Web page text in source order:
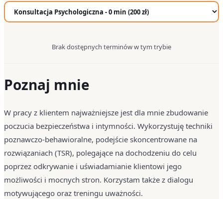
Brak dostępnych terminów w tym trybie
Poznaj mnie
W pracy z klientem najważniejsze jest dla mnie zbudowanie
poczucia bezpieczeństwa i intymności. Wykorzystuję techniki
poznawczo-behawioralne, podejście skoncentrowane na
rozwiązaniach (TSR), polegające na dochodzeniu do celu
poprzez odkrywanie i uświadamianie klientowi jego
możliwości i mocnych stron. Korzystam także z dialogu
motywującego oraz treningu uważności.